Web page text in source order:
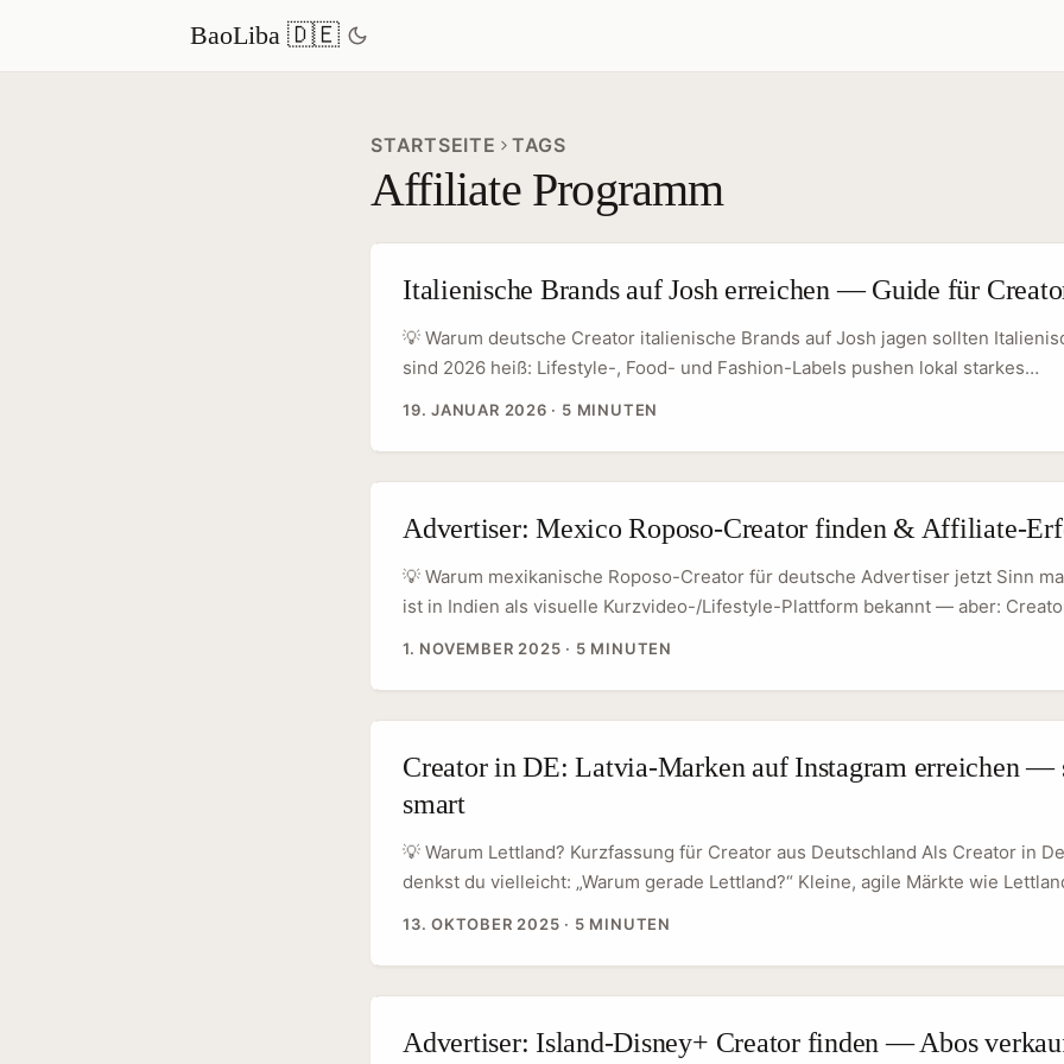
BaoLiba 🇩🇪
STARTSEITE TAGS
Affiliate Programm
Italienische Brands auf Josh erreichen — Guide für
💡 Warum deutsche Creator italienische Brands auf Josh jagen sollten
sind 2026 heiß: Lifestyle-, Food- und Fashion-Labels pushen lokal starkes
Formate, die besonders gut für Affiliate-Produktempfehlungen funktionieren
weißt, wie du Marken erreichst und Vertrauen aufbaust. ...
19. JANUAR 2026 · 5 MINUTEN
Advertiser: Mexico Roposo-Creator finden & Affiliate-
💡 Warum mexikanische Roposo-Creator für deutsche Advertiser jetzt Sinn
ist in Indien als visuelle Kurzvideo-/Lifestyle-Plattform bekannt — aber:
Smart-Wearables) testest, lohnt sich der Blick nach Mexiko: große,
starke Mobile-First-Nutzung und oft bessere CPM/CPE als mature EU-
Nutzer wollen Authentizität + einfache Kaufwege. Influencer-Effekte wie bei
Sellouts) oder Tzuyu zeigen, dass ein überzeugender Post globale Verkäufe
genau das willst du mit gezielten Roposo-Creators erreichen: Reichweite +
Conversion. ...
1. NOVEMBER 2025 · 5 MINUTEN
Creator in DE: Latvia-Marken auf Instagram erreichen —
smart
💡 Warum Lettland? Kurzfassung für Creator aus Deutschland Als Creator in
denkst du vielleicht: „Warum gerade Lettland?“ Kleine, agile Märkte wie
DAX‑Brands. Zwischen 2022–2024 sind Werbekosten auf großen Plattformen
(siehe Marktplatz-Beobachtungen von BeSeed), deshalb suchen viele KMU
kosteneffizienten Creator‑Partnerschaften statt teuren Paid‑Ads. ...
13. OKTOBER 2025 · 5 MINUTEN
Advertiser: Island-Disney+ Creator finden — Abos